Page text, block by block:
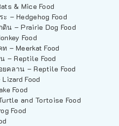
& Mice Food
– Hedgehog Food
ดิน – Prairie Dog Food
Food
– Meerkat Food
– Reptile Food
ยคลาน – Reptile Food
Food
Food
and Tortoise Food
Food